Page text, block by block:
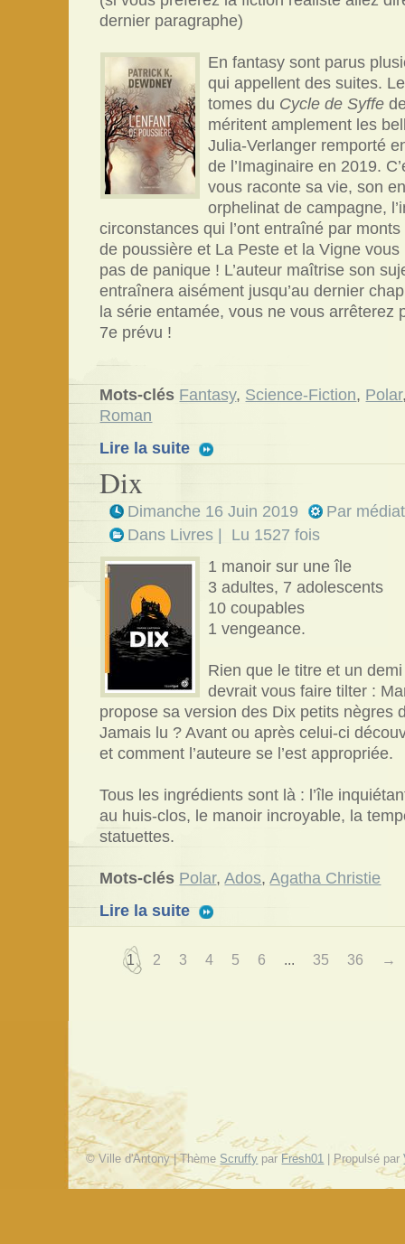
dernier paragraphe)
En fantasy sont parus
qui appellent des suites.
tomes du Cycle de Syffe
méritent amplement les
Julia-Verlanger remporté
de l’Imaginaire en 2019.
vous raconte sa vie, son
orphelinat de campagne,
circonstances qui l’ont entraîné par monts
de poussière et La Peste et la Vigne
pas de panique ! L’auteur maîtrise son
entraînera aisément jusqu’au dernier
la série entamée, vous ne vous arrêterez
7e prévu !
Mots-clés Fantasy, Science-Fiction, Polar
Roman
Lire la suite
Dix
Dimanche 16 Juin 2019 Par
Dans Livres
| Lu 1527 fois
1 manoir sur une île
3 adultes, 7 adolescents
10 coupables
1 vengeance.
Rien que le titre et un
devrait vous faire tilter :
propose sa version des Dix petits nègres
Jamais lu ? Avant ou après celui-ci
et comment l’auteure se l’est appropriée.
Tous les ingrédients sont là : l’île
au huis-clos, le manoir incroyable, la
statuettes.
Mots-clés Polar,Ados,Agatha Christie
Lire la suite
1 2 3 4 5 6 ... 35 36 →
© Ville d'Antony | Thème Scruffy par Fresh01 | Propulsé par